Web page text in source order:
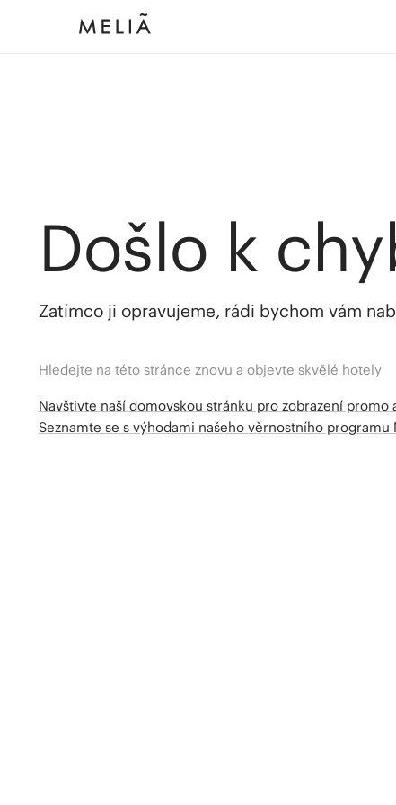
Došlo k
Zatímco ji opravujeme, rádi bychom vám
Hledejte na této stránce znovu a objevte skvělé hotely
Navštivte naší domovskou stránku pro zobrazení promo
Seznamte se s výhodami našeho věrnostního programu